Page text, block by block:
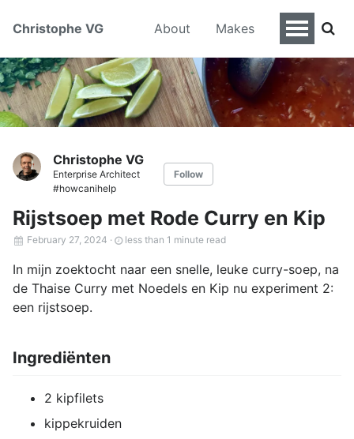
Christophe VG About Makes
Christophe VG
Enterprise Architect
#howcanihelp
Follow
Rijstsoep met Rode Curry en Kip
February 27, 2024 · less than 1 minute read
In mijn zoektocht naar een snelle, leuke curry-soep, na
de Thaise Curry met Noedels en Kip nu experiment 2:
een rijstsoep.
Ingrediënten
2 kipfilets
kippekruiden